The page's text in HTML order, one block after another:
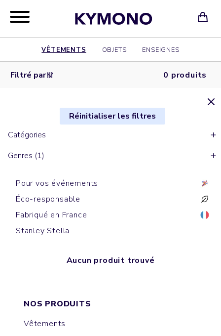
VÊTEMENTS OBJETS ENSEIGNES
Filtré par 0 produits
Réinitialiser les filtres
Catégories
Genres (1)
Pour vos événements
Éco-responsable
Fabriqué en France
Stanley Stella
Aucun produit trouvé
NOS PRODUITS
Vêtements